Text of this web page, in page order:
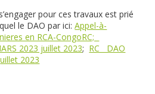
pour ces travaux est prié
le DAO par ici:Appel-à-
en RCA-CongoRC;
2023 juillet 2023; RC__DAO
2023